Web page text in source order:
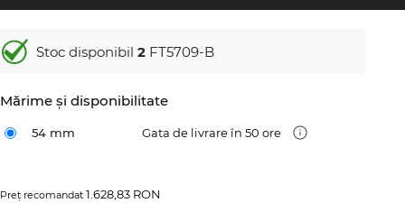
Stoc disponibil2 FT5709-B
Mărime şi disponibilitate
54 mm Gata de livrare în 50 ore
Preţ recomandat1.628,83 RON